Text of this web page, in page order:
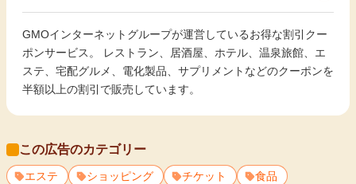
GMOインターネットグループが運営しているお得な割引クー
ポンサービス。 レストラン、居酒屋、ホテル、温泉旅館、エ
ステ、宅配グルメ、電化製品、サプリメントなどのクーポンを
半額以上の割引で販売しています。
この広告のカテゴリー
エステ ショッピング チケット
食品